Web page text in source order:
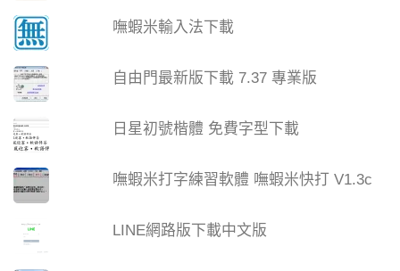
嘸蝦米輸入法下載
自由門最新版下載 7.37 專業版
日星初號楷體 免費字型下載
嘸蝦米打字練習軟體 嘸蝦米快打 V1.3c
LINE網路版下載中文版